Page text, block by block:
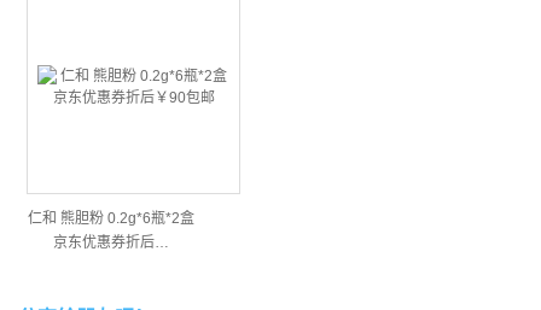
仁和 熊胆粉 0.2g*6瓶*2盒
京东优惠券折后…